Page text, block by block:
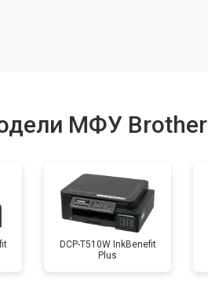
МФУ Brother
DCP-T510W InkBenefit
Plus